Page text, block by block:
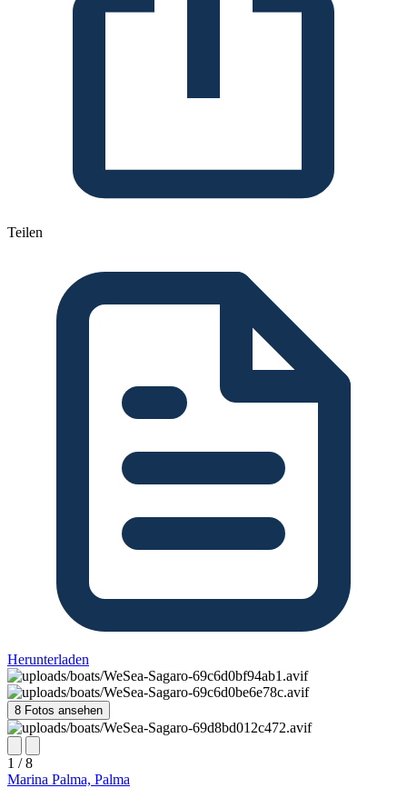
Teilen
Herunterladen
8 Fotos ansehen
1 / 8
Marina Palma, Palma